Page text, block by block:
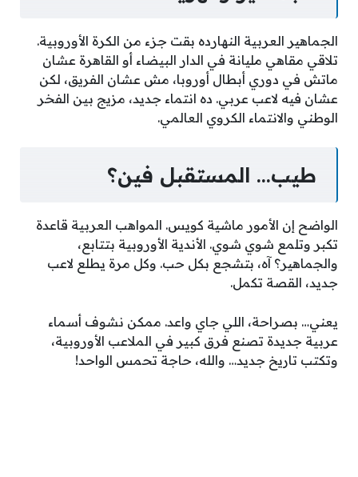
الجماهير العربية النهارده بقت جزء من الكرة الأوروبية.
تلاقي مقاهي مليانة في الدار البيضاء أو القاهرة عشان
ماتش في دوري أبطال أوروبا، مش عشان الفريق، لكن
عشان فيه لاعب عربي. ده انتماء جديد، مزيج بين الفخر
الوطني والانتماء الكروي العالمي.
طيب… المستقبل فين؟
الواضح إن الأمور ماشية كويس. المواهب العربية قاعدة
تكبر وتلمع شوي شوي. الأندية الأوروبية بتتابع،
والجماهير؟ آه، بتشجع بكل حب. وكل مرة يطلع لاعب
جديد، القصة تكمل.
يعني… بصراحة، اللي جاي واعد. ممكن نشوف أسماء
عربية جديدة تصنع فرق كبير في الملاعب الأوروبية،
وتكتب تاريخ جديد… والله، حاجة تحمس الواحد!